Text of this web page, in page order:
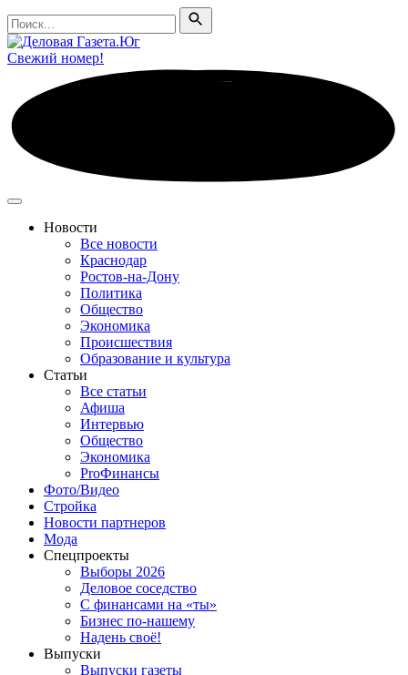
Поиск
Поиск
Свежий номер!
Новости
Все новости
Краснодар
Ростов-на-Дону
Политика
Общество
Экономика
Происшествия
Образование и культура
Статьи
Все статьи
Афиша
Интервью
Общество
Экономика
ProФинансы
Фото/Видео
Стройка
Новости партнеров
Мода
Спецпроекты
Выборы 2026
Деловое соседство
С финансами на «ты»
Бизнес по-нашему
Надень своё!
Выпуски
Выпуски газеты